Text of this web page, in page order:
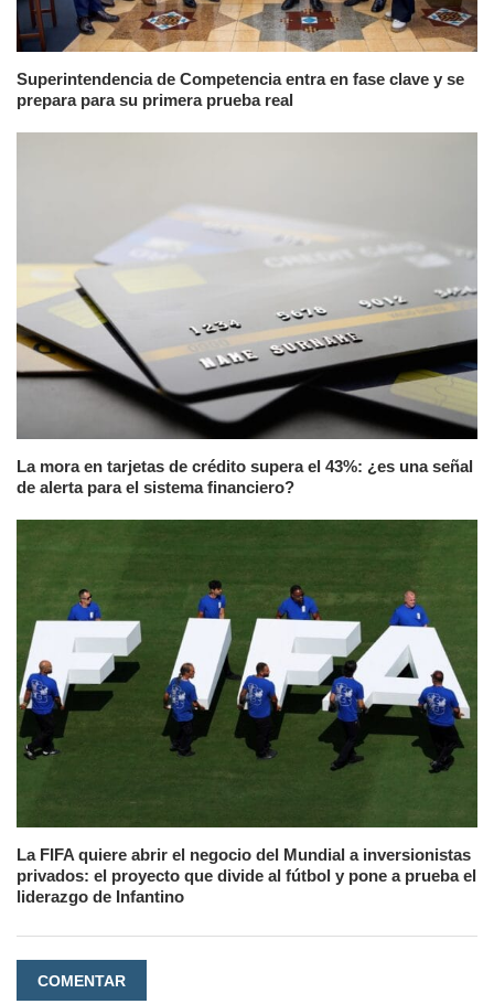
Superintendencia de Competencia entra en fase clave y se
prepara para su primera prueba real
La mora en tarjetas de crédito supera el 43%: ¿es una señal
de alerta para el sistema financiero?
La FIFA quiere abrir el negocio del Mundial a inversionistas
privados: el proyecto que divide al fútbol y pone a prueba el
liderazgo de Infantino
COMENTAR